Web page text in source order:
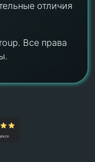
отличия
Все права